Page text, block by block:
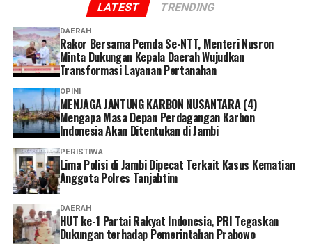
LATEST TRENDING
DAERAH
Rakor Bersama Pemda Se-NTT, Menteri Nusron
Minta Dukungan Kepala Daerah Wujudkan
Transformasi Layanan Pertanahan
OPINI
MENJAGA JANTUNG KARBON NUSANTARA (4)
Mengapa Masa Depan Perdagangan Karbon
Indonesia Akan Ditentukan di Jambi
PERISTIWA
Lima Polisi di Jambi Dipecat Terkait Kasus Kematian
Anggota Polres Tanjabtim
DAERAH
HUT ke-1 Partai Rakyat Indonesia, PRI Tegaskan
Dukungan terhadap Pemerintahan Prabowo